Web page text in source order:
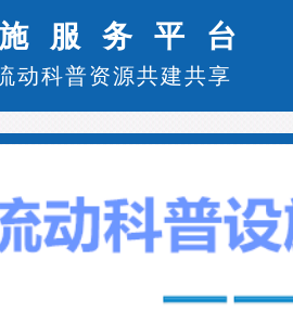
服务平台
动科普资源共建共享